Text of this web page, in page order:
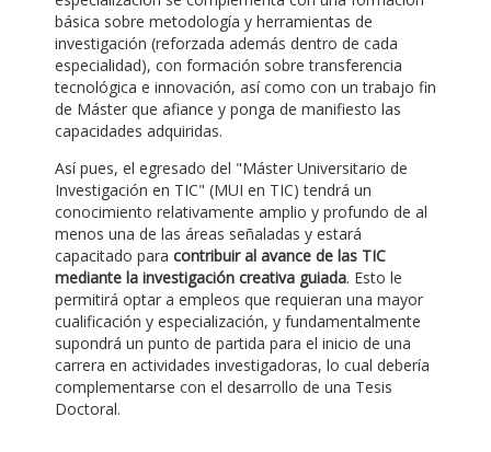
básica sobre metodología y herramientas de
investigación (reforzada además dentro de cada
especialidad), con formación sobre transferencia
tecnológica e innovación, así como con un trabajo fin
de Máster que afiance y ponga de manifiesto las
capacidades adquiridas.
Así pues, el egresado del "Máster Universitario de
Investigación en TIC" (MUI en TIC) tendrá un
conocimiento relativamente amplio y profundo de al
menos una de las áreas señaladas y estará
capacitado para contribuir al avance de las TIC
mediante la investigación creativa guiada. Esto le
permitirá optar a empleos que requieran una mayor
cualificación y especialización, y fundamentalmente
supondrá un punto de partida para el inicio de una
carrera en actividades investigadoras, lo cual debería
complementarse con el desarrollo de una Tesis
Doctoral.